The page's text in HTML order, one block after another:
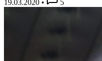
19.03.2020 • 5